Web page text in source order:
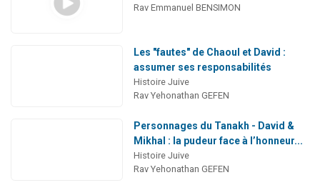
Rav Emmanuel BENSIMON
Les "fautes" de Chaoul et David :
assumer ses responsabilités
Histoire Juive
Rav Yehonathan GEFEN
Personnages du Tanakh - David &
Mikhal : la pudeur face à l’honneur...
Histoire Juive
Rav Yehonathan GEFEN